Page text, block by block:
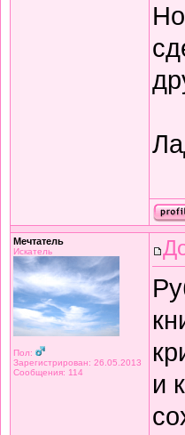
Мечтатель
Искатель
Пол:
Зарегистрирован: 26.05.2013
Сообщения: 114
и